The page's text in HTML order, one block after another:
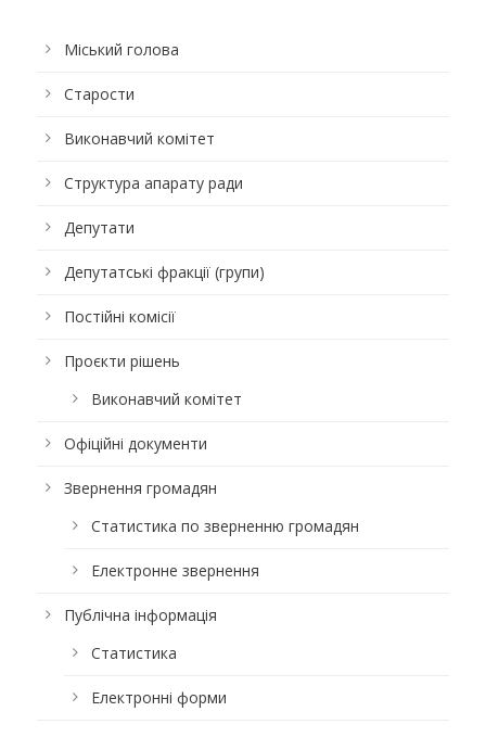
Міський голова
Старости
Виконавчий комітет
Структура апарату ради
Депутати
Депутатські фракції (групи)
Постійні комісії
Проєкти рішень
Виконавчий комітет
Офіційні документи
Звернення громадян
Статистика по зверненню громадян
Електронне звернення
Публічна інформація
Статистика
Електронні форми